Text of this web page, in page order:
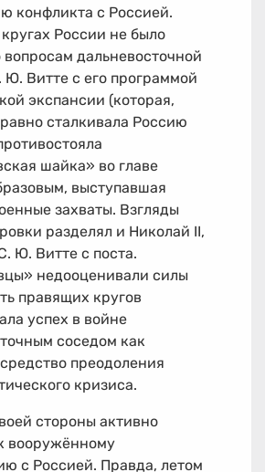
конфликта с Россией.
России не было
вопросам дальневосточной
Ю. Витте с его программой
экспансии (которая,
сталкивала Россию
шайка» во главе
выступавшая
захваты. Взгляды
разделял и Николай II,
Ю. Витте с поста.
недооценивали силы
правящих кругов
успех в войне
соседом как
преодоления
кризиса.
стороны активно
вооружённому
с Россией. Правда, летом